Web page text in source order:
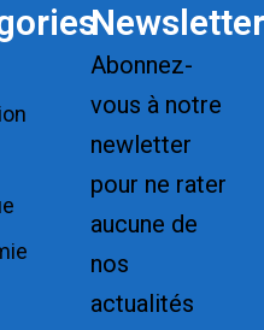
Newsletter
Abonnez-
vous à notre
newletter
pour ne rater
aucune de
nos
actualités